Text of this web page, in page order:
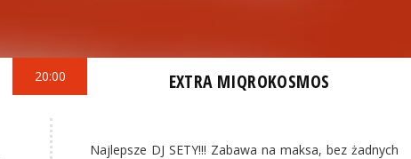
20:00 EXTRA MIQROKOSMOS
Najlepsze DJ SETY!!! Zabawa na maksa, bez żadnych